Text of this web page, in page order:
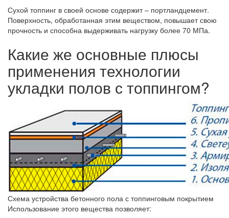
Сухой топпинг в своей основе содержит – портландцемент.
Поверхность, обработанная этим веществом, повышает свою
прочность и способна выдерживать нагрузку более 70 МПа.
Какие же основные плюсы
применения технологии
укладки полов с топпингом?
Схема устройства бетонного пола с топпинговым покрытием
Использование этого вещества позволяет: